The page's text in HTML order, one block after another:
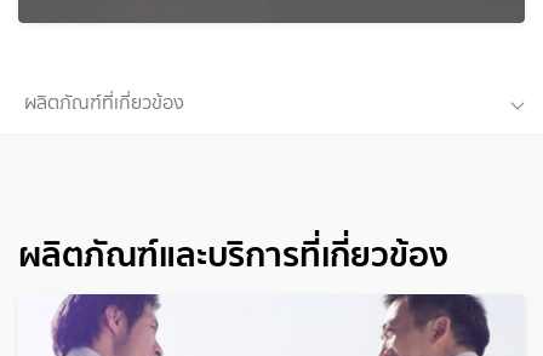
ผลิตภัณฑ์ที่เกี่ยวข้อง
ผลิตภัณฑ์และบริการที่เกี่ยวข้อง